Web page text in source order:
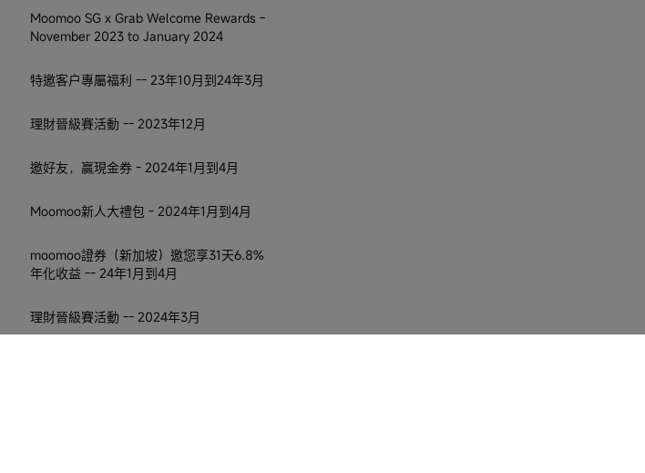
Moomoo SG x Grab Welcome Rewards -
November 2023 to January 2024
特邀客户專屬福利 -- 23年10月到24年3月
理財晉級賽活動 -- 2023年12月
邀好友，贏現金券 - 2024年1月到4月
Moomoo新人大禮包 - 2024年1月到4月
moomoo證券（新加坡）邀您享31天6.8%
年化收益 -- 24年1月到4月
理財晉級賽活動 -- 2024年3月